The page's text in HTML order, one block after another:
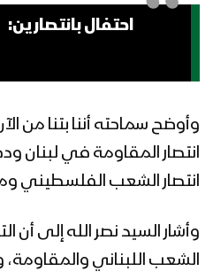
احتفال بانتصارين:
انتصار الشعب الفلسطيني
الشعب اللبناني